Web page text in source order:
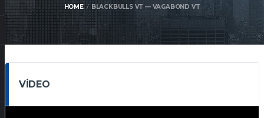
HOME BLACKBULLS VT — VAGABOND VT
VIDEO